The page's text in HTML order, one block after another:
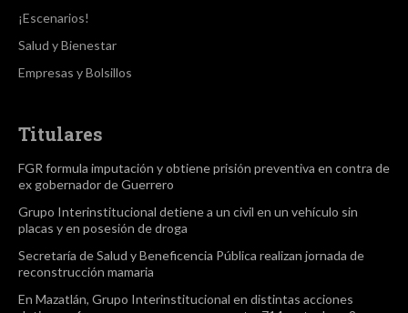
¡Escenarios!
Salud y Bienestar
Empresas y Bolsillos
Titulares
FGR formula imputación y obtiene prisión preventiva en contra de
ex gobernador de Guerrero
Grupo Interinstitucional detiene a un civil en un vehículo sin
placas y en posesión de droga
Secretaría de Salud y Beneficencia Pública realizan jornada de
reconstrucción mamaria
En Mazatlán, Grupo Interinstitucional en distintas acciones